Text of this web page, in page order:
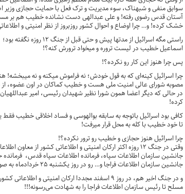
سوابق منفی و شبهناک، سوء مدیریت و ترک فعل با حمایت حجازی وزیر
آستان قدس رضوی رفته! و علی عبدالهی دست نشانده خطیب هم بر
خشک کرده! و… چرا اوضاع و احوال کشور روزبروز از نظر امنیتی و
راستی مگه اسرائیل از مدتها پیش و حتی قبل از جنگ ۱۲ روزه نگفته بود؛
اسماعیل خطیب در لیست تروره و میخواد ترورش کنه؟!
پس چرا هنوز این کار رو نکرده؟!
چرا اسرائیل کینه‌ای که به قول خودش؛ نه فراموش میکنه و نه میبخشه!
مصوبه شورای عالی امنیت ملی هست و خطیب کماکان در اون عضوه،
در حالی که دیگر اعضا همون شورا نظیر شهیدان رئیسی، امیر
کرده!
کافی بود اسرائیل باتوجه به سابقه بوالهوسی و فساد اخلاقی خطیب
تا خود خطیب با کله به محل قرار میرفت!
چرا اسرائیل هنوز حجازی و خطیب رو ترور نکرده؟!
وقتی در جنگ ۱۲ روزه اکثر ارکان امنیتی و اطلاعاتی کشور از
جانشین سازمان اطلاعات سپاه، فرمانده اطلاعات سپاه قدس،
جانشین سازمان اطلاعات فراجا و… رو در روز یکشنبه ۲۵ خردادماه به صورت کاملا دقیق و هدفمند ترور میکنه!
و در جنگ اخیر هم، در روز ۹ اسفند مجددا ارکان امنیتی
مسلح تا رئیس سازمان اطلاعات فراجا را به شهادت می‌رسونه!!!